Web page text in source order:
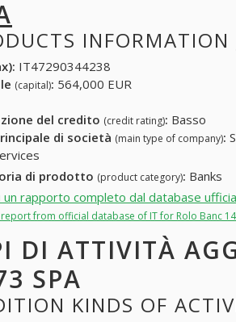
INFORMATION
IT47290344238
(capital): 564,000 EUR
del credito (credit rating): Basso
di società (main type of company):
di prodotto (product category): Banks
rapporto completo dal database
from official database of IT for Rolo Banc
DI ATTIVITÀ
SPA
KINDS OF